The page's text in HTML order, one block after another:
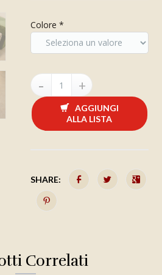
Colore*
AGGIUNGI
ALLA LISTA
SHARE:
Correlati